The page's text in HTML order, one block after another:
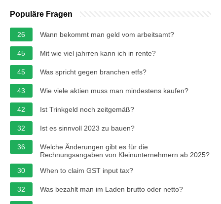
Populäre Fragen
26 Wann bekommt man geld vom arbeitsamt?
45 Mit wie viel jahrren kann ich in rente?
45 Was spricht gegen branchen etfs?
43 Wie viele aktien muss man mindestens kaufen?
42 Ist Trinkgeld noch zeitgemäß?
32 Ist es sinnvoll 2023 zu bauen?
36
Welche Änderungen gibt es für die
Rechnungsangaben von Kleinunternehmern ab 2025?
30
When to claim GST input tax?
32 Was bezahlt man im Laden brutto oder netto?